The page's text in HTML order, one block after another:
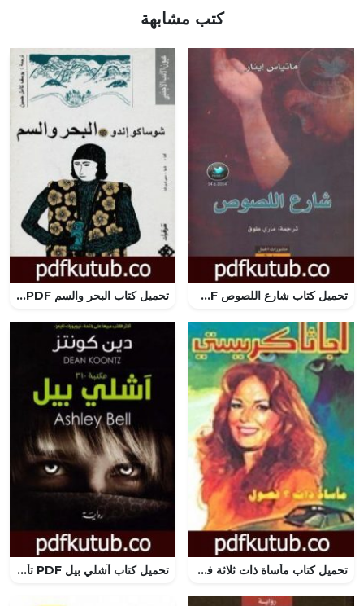
كتب مشابهة
تحميل كتاب شارع اللصوص PDF تأليف ماتياس إينار مجانا [كامل] تحميل كتاب البحر والسم PDF تأليف شوساكو إندو مجانا [كامل]
تحميل كتاب مأساة ذات ثلاثة فصول PDF تأليف أغاثا كريستي مجانا [كامل] تحميل كتاب آشلي بيل PDF تأليف دين كونتز مجانا [كامل]